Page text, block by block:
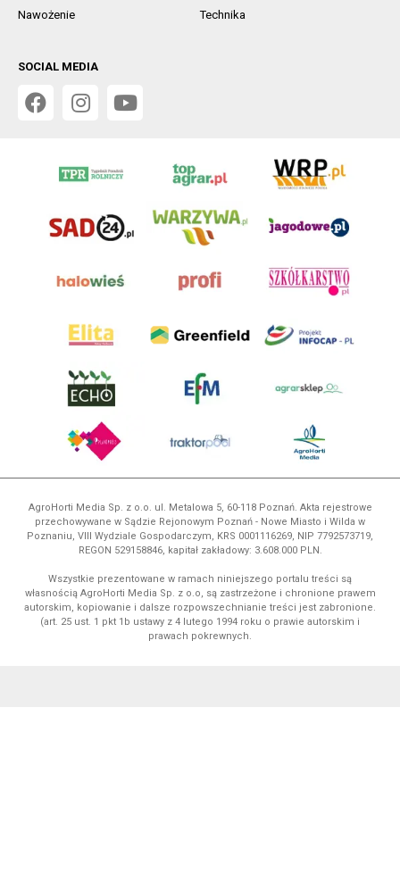
Nawożenie
Technika
SOCIAL MEDIA
AgroHorti Media Sp. z o.o. ul. Metalowa 5, 60-118 Poznań. Akta rejestrowe
przechowywane w Sądzie Rejonowym Poznań - Nowe Miasto i Wilda w
Poznaniu, VIII Wydziale Gospodarczym, KRS 0001116269, NIP 7792573719,
REGON 529158846, kapitał zakładowy: 3.608.000 PLN.
Wszystkie prezentowane w ramach niniejszego portalu treści są
własnością AgroHorti Media Sp. z o.o, są zastrzeżone i chronione prawem
autorskim, kopiowanie i dalsze rozpowszechnianie treści jest zabronione.
(art. 25 ust. 1 pkt 1b ustawy z 4 lutego 1994 roku o prawie autorskim i
prawach pokrewnych.